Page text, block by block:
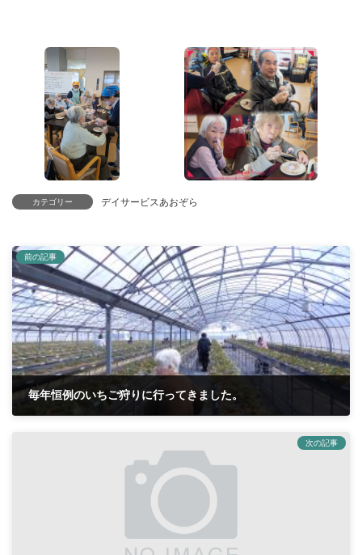
カテゴリー デイサービスあおぞら
前の記事
毎年恒例のいちご狩りに行ってきました。
次の記事